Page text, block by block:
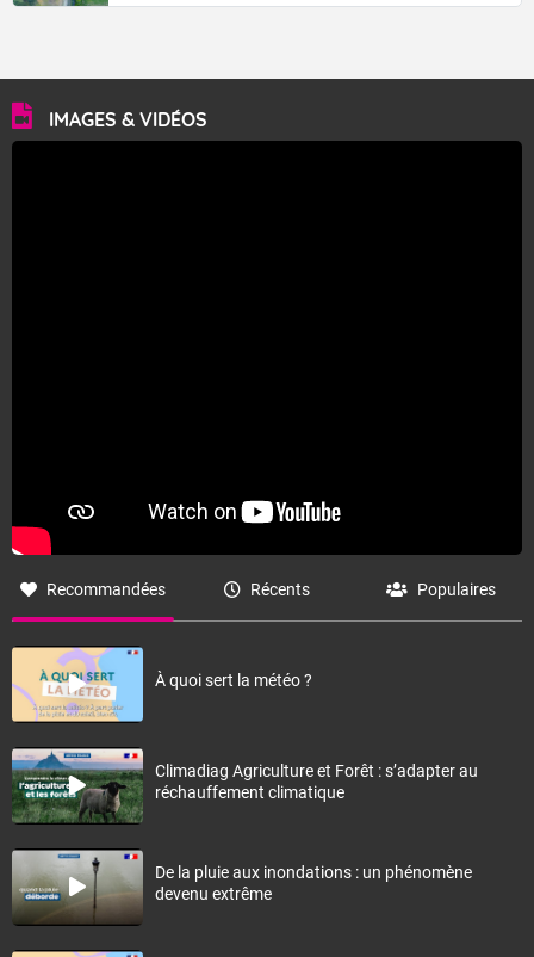
IMAGES & VIDÉOS
Recommandées Récents Populaires
À quoi sert la météo ?
Climadiag Agriculture et Forêt : s’adapter au
réchauffement climatique
De la pluie aux inondations : un phénomène
devenu extrême